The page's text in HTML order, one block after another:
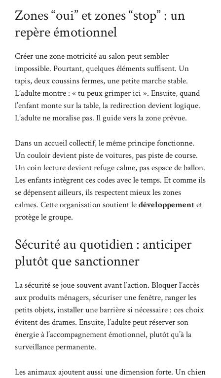
Zones “oui” et zones “stop” : un
repère émotionnel
Créer une zone motricité au salon peut sembler
impossible. Pourtant, quelques éléments suffisent. Un
tapis, deux coussins fermes, une petite marche stable.
L’adulte montre : « tu peux grimper ici ». Ensuite, quand
l’enfant monte sur la table, la redirection devient logique.
L’adulte ne moralise pas. Il guide vers la zone prévue.
Dans un accueil collectif, le même principe fonctionne.
Un couloir devient piste de voitures, pas piste de course.
Un coin lecture devient refuge calme, pas espace de ballon.
Les enfants intègrent ces codes avec le temps. Et comme ils
se dépensent ailleurs, ils respectent mieux les zones
calmes. Cette organisation soutient ledéveloppementet
protège le groupe.
Sécurité au quotidien : anticiper
plutôt que sanctionner
La sécurité se joue souvent avant l’action. Bloquer l’accès
aux produits ménagers, sécuriser une fenêtre, ranger les
petits objets, installer une barrière si nécessaire : ces choix
évitent des drames. Ensuite, l’adulte peut réserver son
énergie à l’accompagnement émotionnel, plutôt qu’à la
surveillance permanente.
Les animaux ajoutent aussi une dimension forte. Un chien